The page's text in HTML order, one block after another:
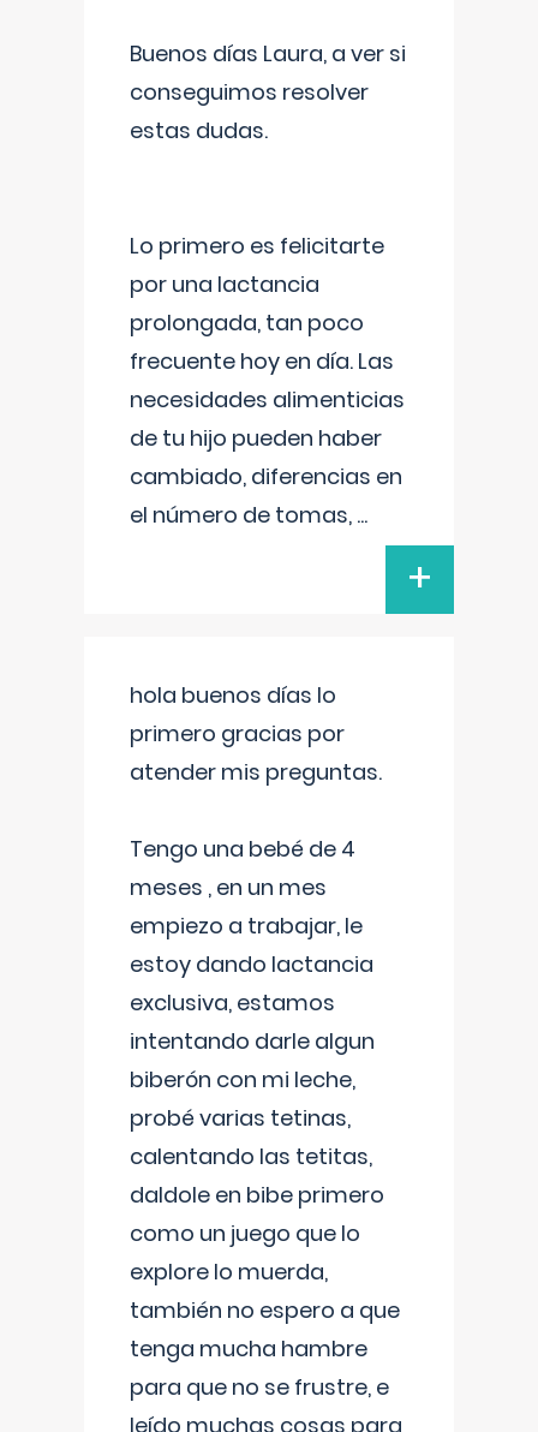
Buenos días Laura, a ver si
conseguimos resolver
estas dudas.
Lo primero es felicitarte
por una lactancia
prolongada, tan poco
frecuente hoy en día. Las
necesidades alimenticias
de tu hijo pueden haber
cambiado, diferencias en
el número de tomas, ...
+
hola buenos días lo
primero gracias por
atender mis preguntas.
Tengo una bebé de 4
meses , en un mes
empiezo a trabajar, le
estoy dando lactancia
exclusiva, estamos
intentando darle algun
biberón con mi leche,
probé varias tetinas,
calentando las tetitas,
daldole en bibe primero
como un juego que lo
explore lo muerda,
también no espero a que
tenga mucha hambre
para que no se frustre, e
leído muchas cosas para